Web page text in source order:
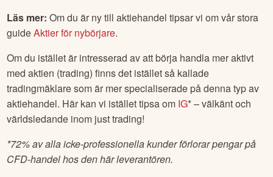
Läs mer: Om du är ny till aktiehandel tipsar vi om vår stora
guideAktier för nybörjare.
Om du istället är intresserad av att börja handla mer aktivt
med aktien (trading) finns det istället så kallade
tradingmäklare som är mer specialiserade på denna typ av
aktiehandel. Här kan vi istället tipsa om IG* – välkänt och
världsledande inom just trading!
*72% av alla icke-professionella kunder förlorar pengar på
CFD-handel hos den här leverantören.